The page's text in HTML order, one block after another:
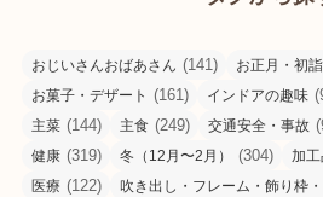
おじいさんおばあさん (141) お正月・初詣
お菓子・デザート (161) インドアの趣味
主菜 (144) 主食 (249) 交通安全・事故
健康 (319) 冬（12月〜2月） (304) 加
医療 (122) 吹き出し・フレーム・飾り枠